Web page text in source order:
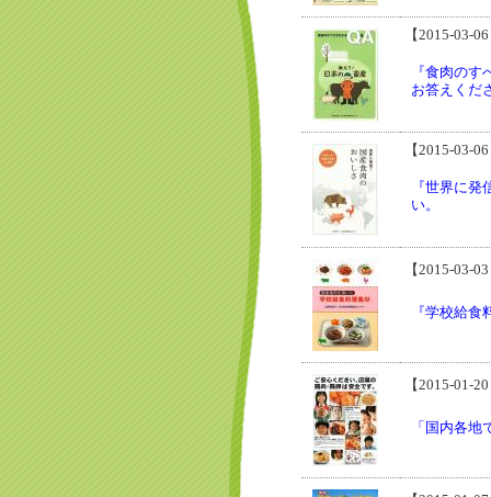
【2015-03-
『食肉の
お答えくだ
【2015-03-
『世界に
い。
【2015-03-
『学校給
【2015-01-
「国内各